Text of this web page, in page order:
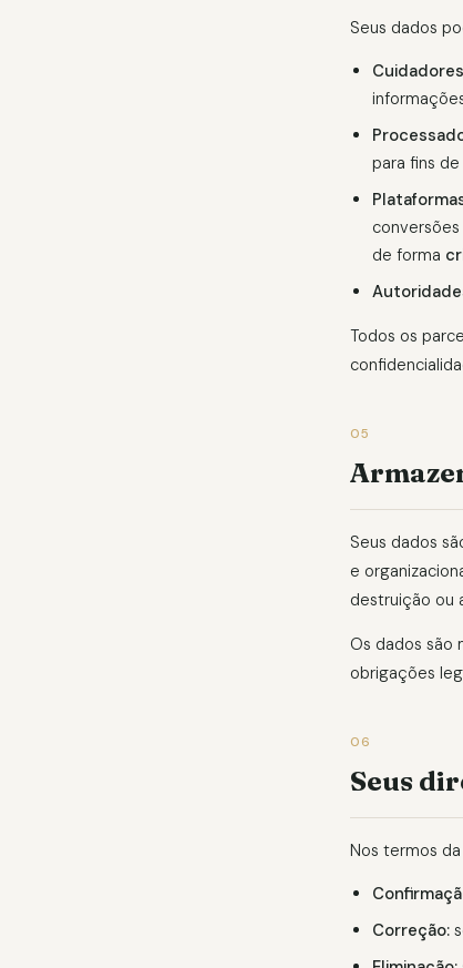
Seus dados
para fins
de forma
Todos os
05
Seus dados
e
destruição ou
Os dados são
obrigações
06
Seus
Nos termos
Correção: